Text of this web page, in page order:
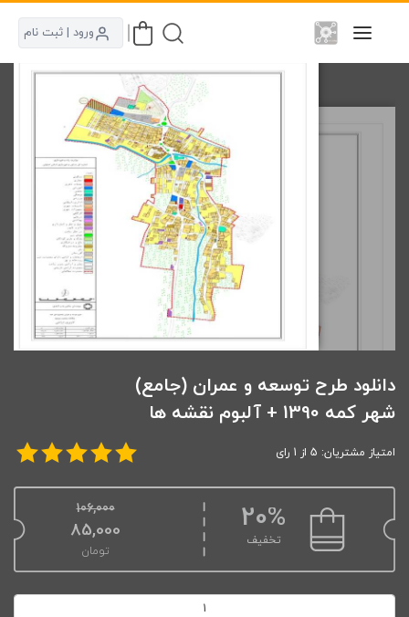
ورود | ثبت نام
دانلود طرح توسعه و عمران (جامع)
شهر کمه 1390 + آلبوم نقشه ها
امتیاز مشتریان: 5 از 1 رای
20%
تخفیف
106,000
قیمت اصلی: 106,000تومان بود.
85,000
تومان
قیمت فعلی: 85,000تومان.